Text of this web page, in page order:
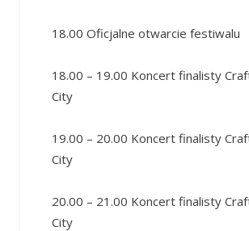
18.00 Oficjalne otwarcie festiwalu
18.00 – 19.00 Koncert finalisty
City
19.00 – 20.00 Koncert finalisty
City
20.00 – 21.00 Koncert finalisty
City